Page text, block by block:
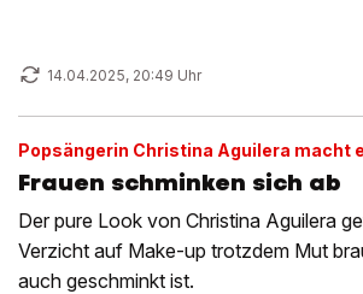
14.04.2025, 20:49 Uhr
Popsängerin Christina Aguilera macht
Frauen schminken sich ab
Der pure Look von Christina Aguilera
Verzicht auf Make-up trotzdem Mut
auch geschminkt ist.